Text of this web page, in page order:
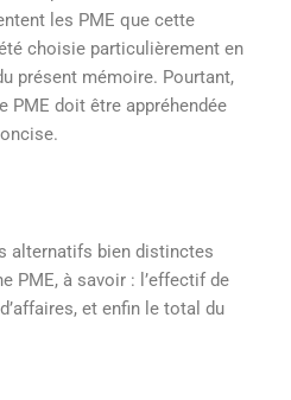
les PME que cette
choisie particulièrement en
présent mémoire. Pourtant,
PME doit être appréhendée
alternatifs bien distinctes
PME, à savoir : l’effectif de
et enfin le total du